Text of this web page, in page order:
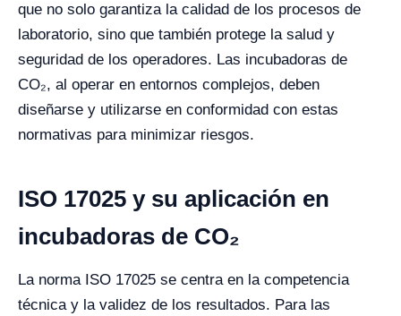
que no solo garantiza la calidad de los procesos de
laboratorio, sino que también protege la salud y
seguridad de los operadores. Las incubadoras de
CO₂, al operar en entornos complejos, deben
diseñarse y utilizarse en conformidad con estas
normativas para minimizar riesgos.
ISO 17025 y su aplicación en
incubadoras de CO₂
La norma ISO 17025 se centra en la competencia
técnica y la validez de los resultados. Para las